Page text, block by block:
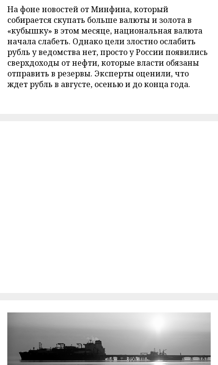
На фоне новостей от Минфина, который
собирается скупать больше валюты и золота в
«кубышку» в этом месяце, национальная валюта
начала слабеть. Однако цели злостно ослабить
рубль у ведомства нет, просто у России появились
сверхдоходы от нефти, которые власти обязаны
отправить в резервы. Эксперты оценили, что
ждет рубль в августе, осенью и до конца года.